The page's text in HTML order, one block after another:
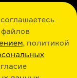
, политикой